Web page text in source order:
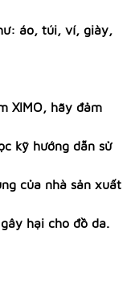
áo, túi, ví, giày,
XIMO, hãy đảm
kỹ hướng dẫn sử
của nhà sản xuất
hại cho đồ da.